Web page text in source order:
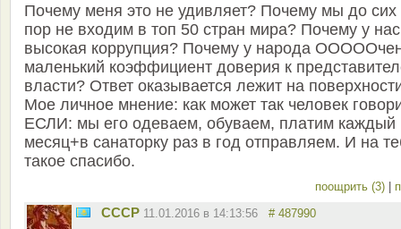
Почему меня это не удивляет? Почему мы до сих
пор не входим в топ 50 стран мира? Почему у нас
высокая коррупция? Почему у народа
маленький коэффициент доверия к
власти? Ответ оказывается лежит на
Мое личное мнение: как может так человек
ЕСЛИ: мы его одеваем, обуваем, платим каждый
месяц+в санаторку раз в год отправляем. И на
такое спасибо.
поощрить (3) |
СССР 11.01.2016 в 14:13:56 # 487990